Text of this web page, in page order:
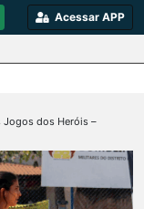
Acessar APP
Jogos dos Heróis –